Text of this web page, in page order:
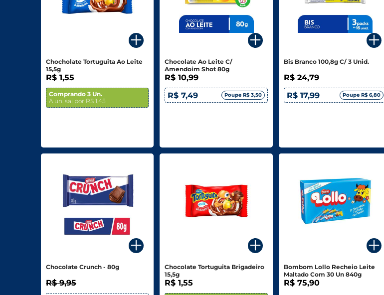
Higiene E Beleza
Doces E Sobremesas
Padaria
Saudáveis E Ôrganicos
Chocholate Tortuguita Ao Leite
15,5g
R$ 1,55
Comprando 3 Un.
A un. sai por R$ 1,45
Chocolate Ao Leite C/
Amendoim Shot 80g
R$ 10,99
R$ 7,49
Poupe R$ 3,50
Bis Branco 100,8g C/ 3 Unid.
R$ 24,79
R$ 17,99
Poupe R$ 6,80
Chocolate Crunch - 80g
R$ 9,95
Chocolate Tortuguita Brigadeiro
15,5g
R$ 1,55
Bombom Lollo Recheio Leite
Maltado Com 30 Un 840g
R$ 75,90